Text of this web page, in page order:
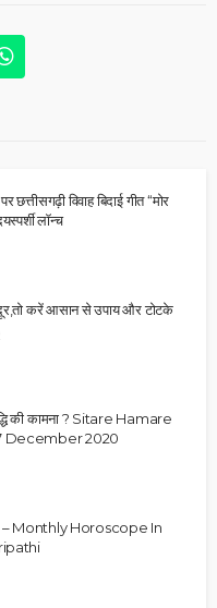
छत्तीसगढ़ी विवाह बिदाई गीत “मोर
लॉन्च
करें आसान से उपाय और टोटके
की कामना ? Sitare Hamare
December 2020
– Monthly Horoscope In